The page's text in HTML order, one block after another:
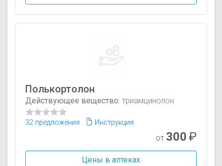
Полькортолон
Действующее вещество: триамцинолон
32 предложения Инструкция
от 300₽
Цены в аптеках